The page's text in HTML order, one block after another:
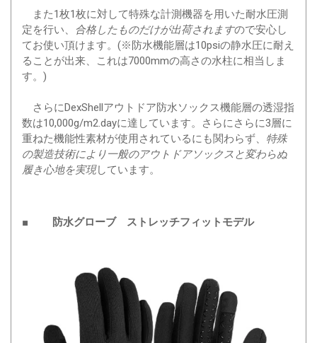
また1枚1枚に対して特殊な計測機器を用いた耐水圧測
定を行い、
合格したものだけが出荷されますので安心し
てお使い頂けます。(※防水機能層は10psiの静水圧に耐え
ることが出来、これは7000mmの高さの水柱に相当しま
す。)
さらにDexShellアウトドア防水ソックス機能層の透湿指
数は10,000g/m2.dayに達しています。さらにさらに3層に
重ねた機能性素材が使用されているにも関わらず、
特殊
の製造技術により一般のアウトドアソックスと変わらぬ
履き心地を実現しています。
■ 防水グローブ ストレッチフィットモデル